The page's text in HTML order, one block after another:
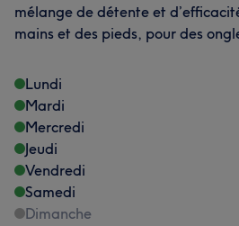
mélange de détente et
mains et des pieds, pour des
Lundi
Mardi
Mercredi
Jeudi
Vendredi
Samedi
Dimanche